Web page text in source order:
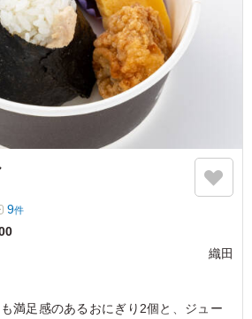
9件
織田
満足感のあるおにぎり2個と、ジュー